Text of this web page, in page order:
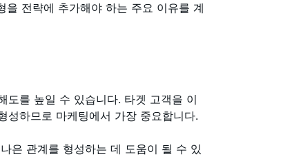
전략에 추가해야 하는 주요 이유를 계
도를 높일 수 있습니다. 타겟 고객을 이
성하므로 마케팅에서 가장 중요합니다.
은 관계를 형성하는 데 도움이 될 수 있